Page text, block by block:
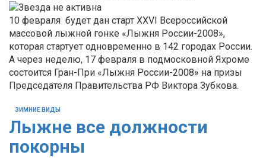
10 февраля будет дан старт XXVI Всероссийской
массовой лыжной гонке «Лыжня России-2008»,
которая стартует одновременно в 142 городах России.
А через неделю, 17 февраля в подмосковной Яхроме
состоится Гран-При «Лыжня России-2008» на призы
Председателя Правительства РФ Виктора Зубкова.
ЗИМНИЕ ВИДЫ
Лыжне все должности
покорны